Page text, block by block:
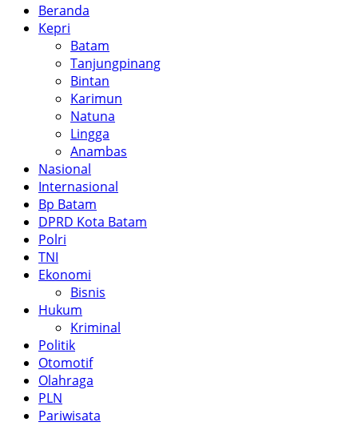
Beranda
Kepri
Batam
Tanjungpinang
Bintan
Karimun
Natuna
Lingga
Anambas
Nasional
Internasional
Bp Batam
DPRD Kota Batam
Polri
TNI
Ekonomi
Bisnis
Hukum
Kriminal
Politik
Otomotif
Olahraga
PLN
Pariwisata